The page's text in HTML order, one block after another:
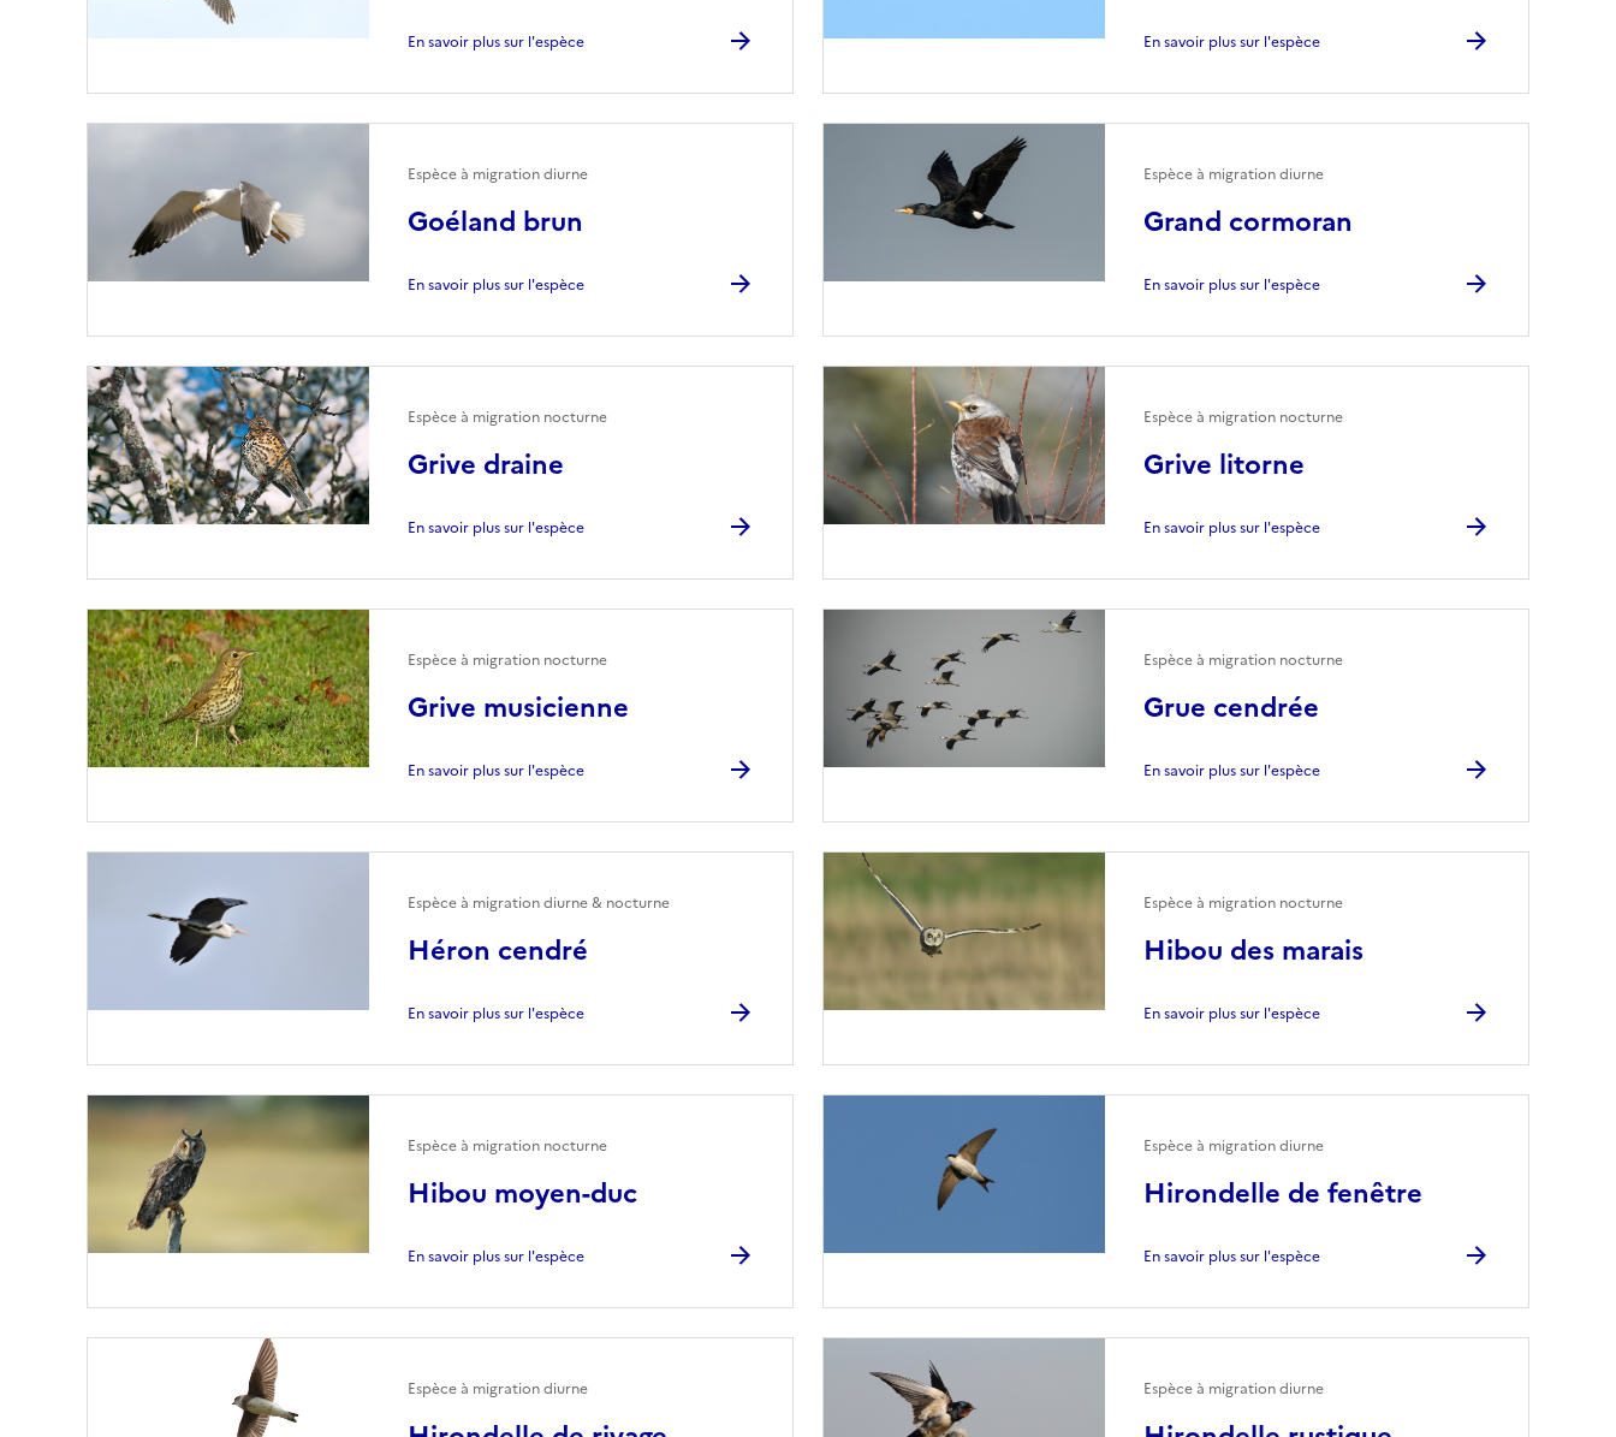
En savoir plus sur l'espèce En savoir plus sur l'espèce
Goéland brun
Espèce à migration diurne
En savoir plus sur l'espèce
Grand cormoran
Espèce à migration diurne
En savoir plus sur l'espèce
Grive draine
Espèce à migration nocturne
En savoir plus sur l'espèce
Grive litorne
Espèce à migration nocturne
En savoir plus sur l'espèce
Grive musicienne
Espèce à migration nocturne
En savoir plus sur l'espèce
Grue cendrée
Espèce à migration nocturne
En savoir plus sur l'espèce
Héron cendré
Espèce à migration diurne & nocturne
En savoir plus sur l'espèce
Hibou des marais
Espèce à migration nocturne
En savoir plus sur l'espèce
Hibou moyen-duc
Espèce à migration nocturne
En savoir plus sur l'espèce
Hirondelle de fenêtre
Espèce à migration diurne
En savoir plus sur l'espèce
Espèce à migration diurne Espèce à migration diurne